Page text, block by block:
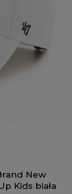
New
Kids biała